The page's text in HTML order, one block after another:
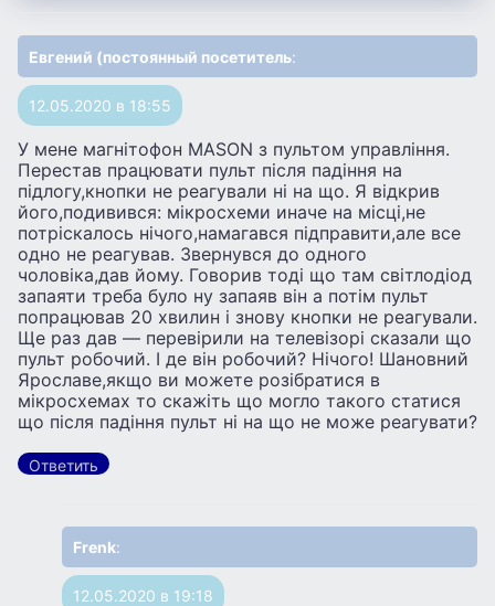
Евгений (постоянный посетитель:
12.05.2020 в 18:55
У мене магнiтофон MASON з пультом управлiння.
Перестав працювати пульт пiсля падiння на
пiдлогу,кнопки не реагували нi на що. Я вiдкрив
його,подивився: мiкросхеми иначе на мiсцi,не
потрiскалось нiчого,намагався пiдправити,але все
одно не реагував. Звернувся до одного
чоловiка,дав йому. Говорив тодi що там свiтлодiод
запаяти треба було ну запаяв вiн а потiм пульт
попрацював 20 хвилин i знову кнопки не реагували.
Ще раз дав — перевiрили на телевiзорi сказали що
пульт робочий. I де вiн робочий? Нiчого! Шановний
Ярославе,якщо ви можете розiбратися в
мiкросхемах то скажiть що могло такого статися
що пiсля падiння пульт нi на що не може реагувати?
Ответить
Frenk:
12.05.2020 в 19:18